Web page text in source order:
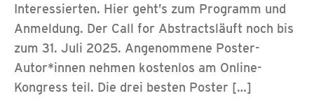
Interessierten. Hier geht’s zum Programm und
Anmeldung. Der Call for Abstractsläuft noch bis
zum 31. Juli 2025. Angenommene Poster-
Autor*innen nehmen kostenlos am Online-
Kongress teil. Die drei besten Poster […]